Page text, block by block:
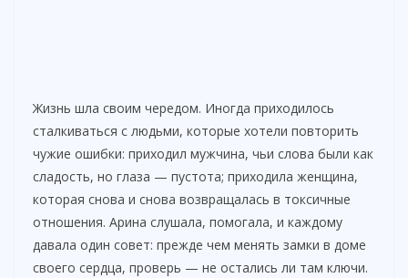
Жизнь шла своим чередом. Иногда приходилось
сталкиваться с людьми, которые хотели повторить
чужие ошибки: приходил мужчина, чьи слова были как
сладость, но глаза — пустота; приходила женщина,
которая снова и снова возвращалась в токсичные
отношения. Арина слушала, помогала, и каждому
давала один совет: прежде чем менять замки в доме
своего сердца, проверь — не остались ли там ключи.